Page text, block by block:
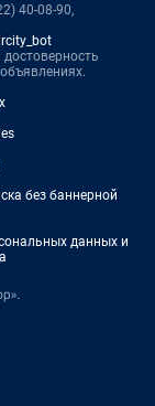
40-08-90,
достоверность
без баннерной
данных и